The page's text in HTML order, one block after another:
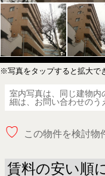
※写真をタップすると拡大で
室内写真は、同じ建物
細は、お問い合わせのう
♡ この物件を検討物